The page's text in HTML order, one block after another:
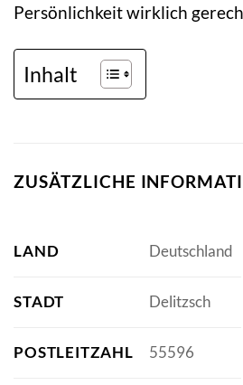
Persönlichkeit wirklich
Inhalt
ZUSÄTZLICHE
LAND Deutschland
STADT Delitzsch
POSTLEITZAHL 55596